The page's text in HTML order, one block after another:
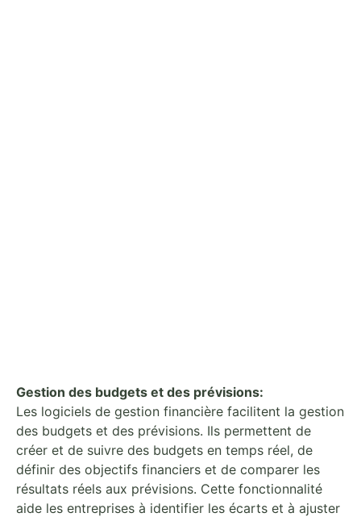
Gestion des budgets et des prévisions:
Les logiciels de gestion financière facilitent la gestion
des budgets et des prévisions. Ils permettent de
créer et de suivre des budgets en temps réel, de
définir des objectifs financiers et de comparer les
résultats réels aux prévisions. Cette fonctionnalité
aide les entreprises à identifier les écarts et à ajuster